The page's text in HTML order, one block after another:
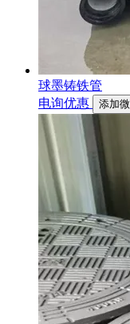
球墨铸铁管
电询优惠
添加